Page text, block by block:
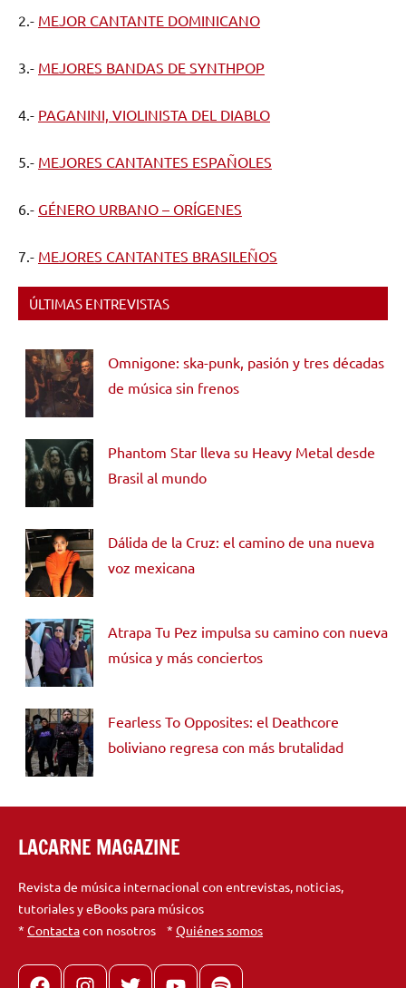
2.- MEJOR CANTANTE DOMINICANO
3.- MEJORES BANDAS DE SYNTHPOP
4.- PAGANINI, VIOLINISTA DEL DIABLO
5.- MEJORES CANTANTES ESPAÑOLES
6.- GÉNERO URBANO – ORÍGENES
7.- MEJORES CANTANTES BRASILEÑOS
ÚLTIMAS ENTREVISTAS
Omnigone: ska-punk, pasión y tres décadas
de música sin frenos
Phantom Star lleva su Heavy Metal desde
Brasil al mundo
Dálida de la Cruz: el camino de una nueva
voz mexicana
Atrapa Tu Pez impulsa su camino con nueva
música y más conciertos
Fearless To Opposites: el Deathcore
boliviano regresa con más brutalidad
LACARNE MAGAZINE
Revista de música internacional con entrevistas, noticias,
tutoriales y eBooks para músicos
* Contactacon nosotros * Quiénes somos
FacebookInstagram
X youtubespotify